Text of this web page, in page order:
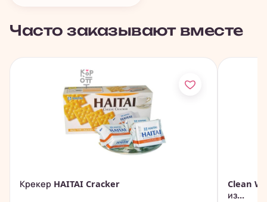
Часто заказывают вместе
Крекер HAITAI Cracker
Clean
из...